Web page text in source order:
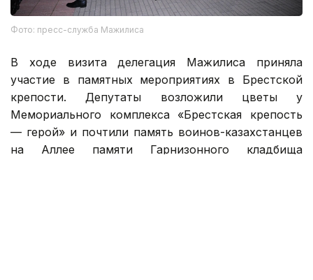
Фото: пресс-служба Мажилиса
В ходе визита делегация Мажилиса приняла
участие в памятных мероприятиях в Брестской
крепости. Депутаты возложили цветы у
Мемориального комплекса «Брестская крепость
— герой» и почтили память воинов-казахстанцев
на Аллее памяти Гарнизонного кладбища